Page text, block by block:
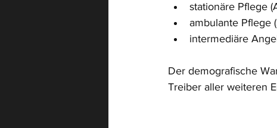
stationäre Pflege
ambulante Pflege
intermediäre
Der demografische
Treiber aller weiteren